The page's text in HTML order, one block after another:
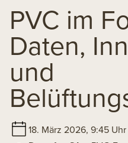
PVC im
Daten,
und
18. März 2026, 9:45 Uhr